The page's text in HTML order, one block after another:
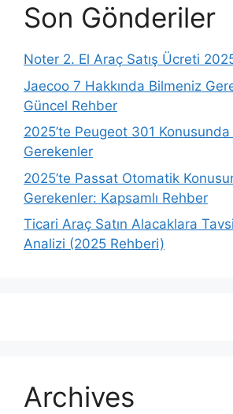
Son Gönderiler
Noter 2. El Araç Satış Ücreti
Jaecoo 7 Hakkında Bilmeniz
Güncel Rehber
2025’te Peugeot 301
Gerekenler
2025’te Passat Otomatik
Gerekenler: Kapsamlı Rehber
Ticari Araç Satın Alacaklara
Analizi (2025 Rehberi)
Archives